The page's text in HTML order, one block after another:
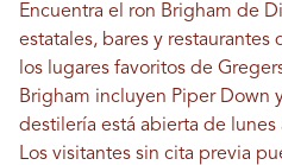
Encuentra el ron Brigham de
estatales, bares y
los lugares favoritos de
Brigham incluyen Piper Down
destilería está abierta de lunes
Los visitantes sin cita previa